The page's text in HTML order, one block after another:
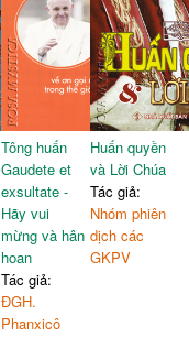
Tông huấn
Gaudete et
exsultate -
Hãy vui
mừng và hân
hoan
Tác giả:
ĐGH.
Phanxicô
Huấn quyền
và Lời Chúa
Tác giả:
Nhóm phiên
dịch các
GKPV